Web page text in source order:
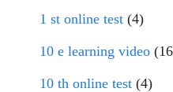
1 st online test (4)
10 e learning video
10 th online test (4)